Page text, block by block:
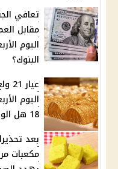
تعافي
مقابل
اليوم
البنوك؟
18 هل الوقت مناسب للشراء؟
مكعبات